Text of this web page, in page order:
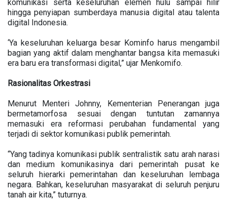
komunikasi serta keseluruhan elemen hulu sampai hilir
hingga penyiapan sumberdaya manusia digital atau talenta
digital Indonesia.
‘Ya keseluruhan keluarga besar Kominfo harus mengambil
bagian yang aktif dalam menghantar bangsa kita memasuki
era baru era transformasi digital,” ujar Menkomifo.
Rasionalitas Orkestrasi
Menurut Menteri Johnny, Kementerian Penerangan juga
bermetamorfosa sesuai dengan tuntutan zamannya
memasuki era reformasi perubahan fundamental yang
terjadi di sektor komunikasi publik pemerintah.
“Yang tadinya komunikasi publik sentralistik satu arah narasi
dan medium komunikasinya dari pemerintah pusat ke
seluruh hierarki pemerintahan dan keseluruhan lembaga
negara. Bahkan, keseluruhan masyarakat di seluruh penjuru
tanah air kita,” tuturnya.